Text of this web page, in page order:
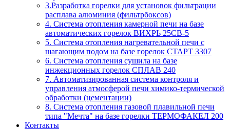
3.Разработка горелки для установок фильтрации
расплава алюминия (фильтрбоксов)
4. Система отопления камерной печи на базе
автоматических горелок ВИХРЬ 25СВ-5
5. Система отопления нагревательной печи с
шагающим подом на базе горелок СТАРТ 3307
6. Система отопления сушила на базе
инжекционных горелок СПЛАВ 240
7. Автоматизированная система контроля и
управления атмосферой печи химико-термической
обработки (цементации)
8. Система отопления газовой плавильной печи
типа "Мечта" на базе горелки ТЕРМОФАКЕЛ 200
Контакты